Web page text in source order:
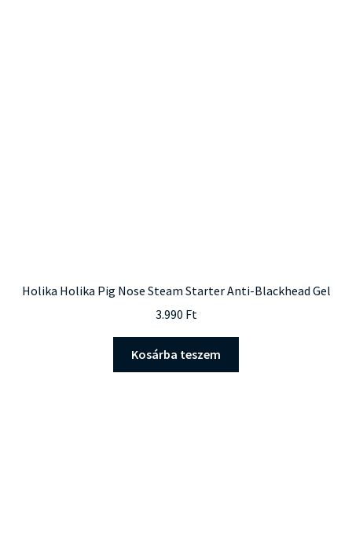
Holika Holika Pig Nose Steam Starter Anti-Blackhead Gel
3.990 Ft
Kosárba teszem